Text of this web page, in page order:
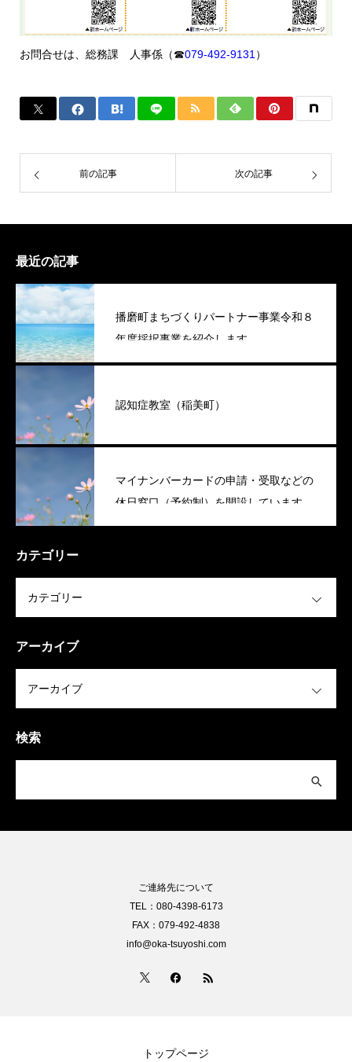
お問合せは、総務課 人事係（☎079-492-9131 ）
前の記事 次の記事
最近の記事
播磨町まちづくりパートナー事業令和８
年度採択事業を紹介します
認知症教室（稲美町）
マイナンバーカードの申請・受取などの
休日窓口（予約制）を開設しています
（稲美町）
カテゴリー
アーカイブ
検索
ご連絡先について
TEL：080-4398-6173
FAX：079-492-4838
info@oka-tsuyoshi.com
トップページ